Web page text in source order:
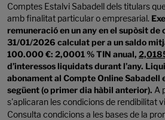
Comptes Estalvi Sabadell dels titulars
amb finalitat particular o empresarial.
remuneració en un any en el supòsit
31/01/2026 calculat per a un saldo
100.000 €: 2,0001 % TIN anual,
d’interessos liquidats durant l’any.
abonament al Compte Online Sabadell
següent (o primer dia hàbil anterior). A
s'aplicaran les condicions de rendibilitat
Consulta condicions a les bases de la